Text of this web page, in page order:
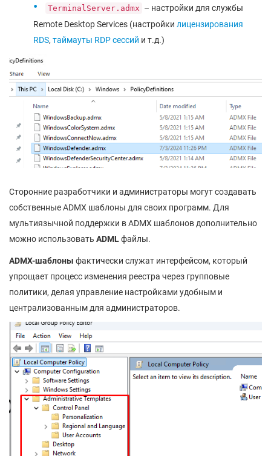
TerminalServer.admx – настройки для службы
Remote Desktop Services (настройки лицензирования
RDS, таймауты RDP сессий и т.д.)
Сторонние разработчики и администраторы могут создавать
собственные ADMX шаблоны для своих программ. Для
мультиязычной поддержки в ADMX шаблонов дополнительно
можно использовать ADMLфайлы.
ADMX-шаблоны фактически служат интерфейсом, который
упрощает процесс изменения реестра через групповые
политики, делая управление настройками удобным и
централизованным для администраторов.